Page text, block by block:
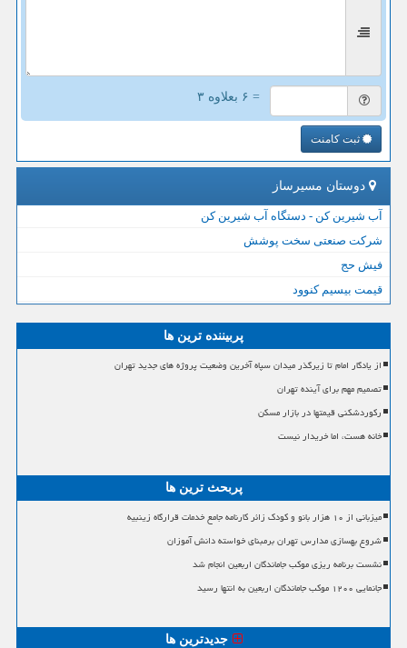
= ۶ بعلاوه ۳
ثبت کامنت
دوستان مسیرساز
آب شیرین کن - دستگاه آب شیرین کن
شرکت صنعتی سخت پوشش
فیش حج
قیمت بیسیم کنوود
پربیننده ترین ها
از یادگار امام تا زیرگذر میدان سپاه آخرین وضعیت پروژه های جدید تهران
تصمیم مهم برای آینده تهران
رکوردشکنی قیمتها در بازار مسکن
خانه هست، اما خریدار نیست
پربحث ترین ها
میزبانی از ۱۰ هزار بانو و کودک زائر کارنامه جامع خدمات قرارگاه زینبیه
شروع بهسازی مدارس تهران برمبنای خواسته دانش آموزان
نشست برنامه ریزی موکب جاماندگان اربعین انجام شد
جانمایی ۱۲۰۰ موکب جاماندگان اربعین به انتها رسید
جدیدترین ها